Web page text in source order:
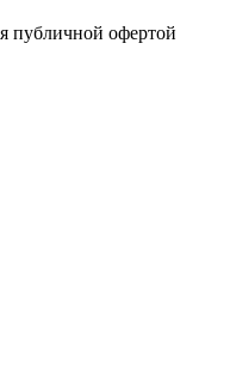
публичной офертой​